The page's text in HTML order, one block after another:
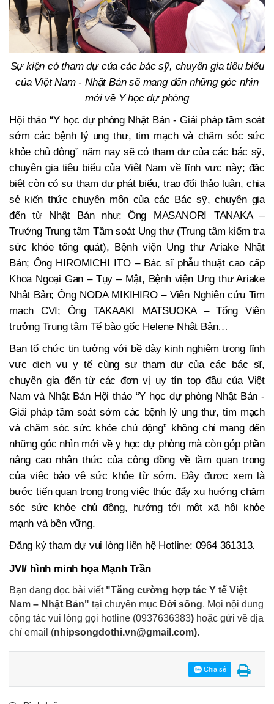
Sự kiện có tham dự của các bác sỹ, chuyên gia tiêu biểu
của Việt Nam - Nhật Bản sẽ mang đến những góc nhìn
mới về Y học dự phòng
Hội thảo“Y học dự phòng Nhật Bản - Giải pháp tầm soát
sớm các bệnh lý ung thư, tim mạch và chăm sóc sức
khỏe chủ động” năm nay sẽ có tham dự của các bác sỹ,
chuyên gia tiêu biểu của Việt Nam về lĩnh vực này; đặc
biệt còn có sự tham dự phát biểu, trao đổi thảo luận, chia
sẻ kiến thức chuyên môn của các Bác sỹ, chuyên gia
đến từ Nhật Bản như: Ông MASANORI TANAKA –
Trưởng Trung tâm Tầm soát Ung thư (Trung tâm kiểm tra
sức khỏe tổng quát), Bệnh viện Ung thư Ariake Nhật
Bản; Ông HIROMICHI ITO – Bác sĩ phẫu thuật cao cấp
Khoa Ngoại Gan – Tụy – Mật, Bệnh viện Ung thư Ariake
Nhật Bản; Ông NODA MIKIHIRO – Viện Nghiên cứu Tim
mạch CVI; Ông TAKAAKI MATSUOKA – Tổng Viện
trưởng Trung tâm Tế bào gốc Helene Nhật Bản…
Ban tổ chức tin tưởng với bề dày kinh nghiệm trong lĩnh
vực dịch vụ y tế cùng sự tham dự của các bác sĩ,
chuyên gia đến từ các đơn vị uy tín top đầu của Việt
Nam và Nhật Bản Hội thảo “Y học dự phòng Nhật Bản -
Giải pháp tầm soát sớm các bệnh lý ung thư, tim mạch
và chăm sóc sức khỏe chủ động” không chỉ mang đến
những góc nhìn mới về y học dự phòng mà còn góp phần
nâng cao nhận thức của cộng đồng về tầm quan trọng
của việc bảo vệ sức khỏe từ sớm. Đây được xem là
bước tiến quan trọng trong việc thúc đẩy xu hướng chăm
sóc sức khỏe chủ động, hướng tới một xã hội khỏe
mạnh và bền vững.
Đăng ký tham dự vui lòng liên hệ Hotline: 0964 361313.
JVI/ hình minh họa Mạnh Trần
Bạn đang đọc bài viết "Tăng cường hợp tác Y tế Việt
Nam – Nhật Bản" tại chuyên mục Đời sống. Mọi nội dung
cộng tác vui lòng gọi hotline (0937636383) hoặc gửi về địa
chỉ email (nhipsongdothi.vn@gmail.com).
Chia sẻ